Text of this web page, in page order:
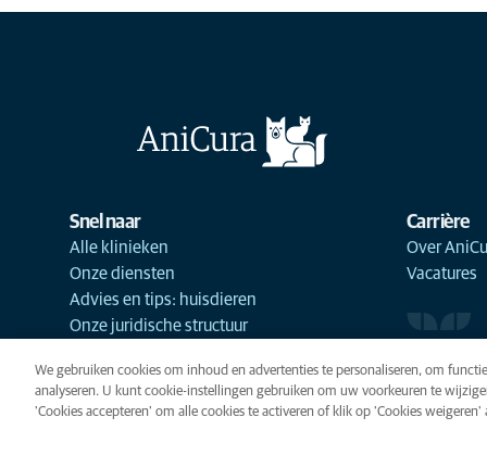
Snel naar
Alle klinieken
Onze diensten
Advies en tips: huisdieren
Onze juridische structuur
Carrière
Over
Vacatures
We gebruiken cookies om inhoud en advertenties te personaliseren, om
analyseren. U kunt cookie-instellingen gebruiken om uw voorkeuren te
'Cookies accepteren' om alle cookies te activeren of klik op 'Cookies weigeren'